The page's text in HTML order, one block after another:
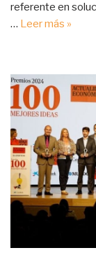
referente en
… Leer más »